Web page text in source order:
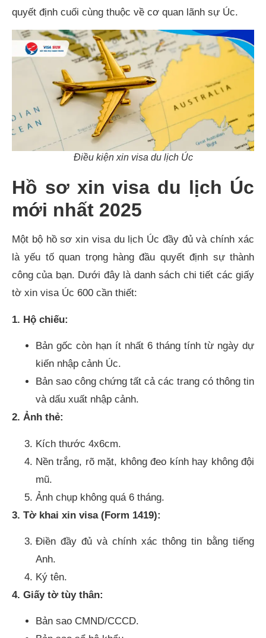
quyết định cuối cùng thuộc về cơ quan lãnh sự Úc.
Điều kiện xin visa du lịch Úc
Hồ sơ xin visa du lịch Úc
mới nhất 2025
Một bộ hồ sơ xin visa du lịch Úc đầy đủ và chính xác
là yếu tố quan trọng hàng đầu quyết định sự thành
công của bạn. Dưới đây là danh sách chi tiết các giấy
tờ xin visa Úc 600 cần thiết:
1. Hộ chiếu:
Bản gốc còn hạn ít nhất 6 tháng tính từ ngày dự
kiến nhập cảnh Úc.
Bản sao công chứng tất cả các trang có thông tin
và dấu xuất nhập cảnh.
2. Ảnh thẻ:
Kích thước 4x6cm.
Nền trắng, rõ mặt, không đeo kính hay không đội
mũ.
Ảnh chụp không quá 6 tháng.
3. Tờ khai xin visa (Form 1419):
Điền đầy đủ và chính xác thông tin bằng tiếng
Anh.
Ký tên.
4. Giấy tờ tùy thân:
Bản sao CMND/CCCD.